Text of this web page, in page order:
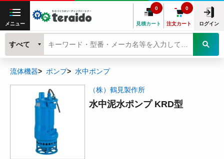
メニュー 見積カート
0
注文カート
0
ログイン
すべて
流体機器 ポンプ 水中ポンプ
（株）鶴見製作所
水中泥水ポンプ KRD型